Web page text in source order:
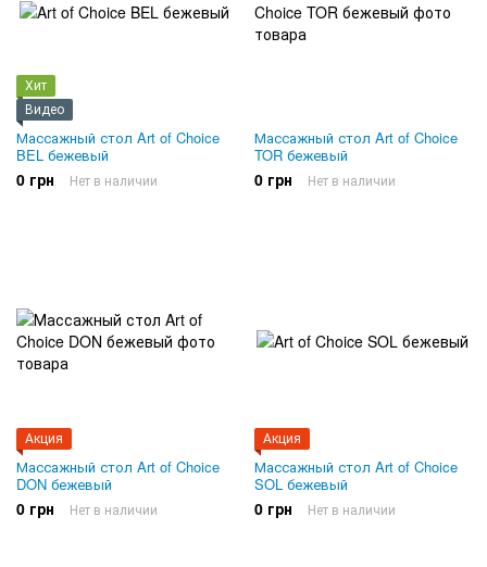
Хит
Видео
Массажный стол Art of Choice
BEL бежевый
0 грн Нет в наличии
Массажный стол Art of Choice
TOR бежевый
0 грн Нет в наличии
Акция
Массажный стол Art of Choice
DON бежевый
0 грн Нет в наличии
Акция
Массажный стол Art of Choice
SOL бежевый
0 грн Нет в наличии